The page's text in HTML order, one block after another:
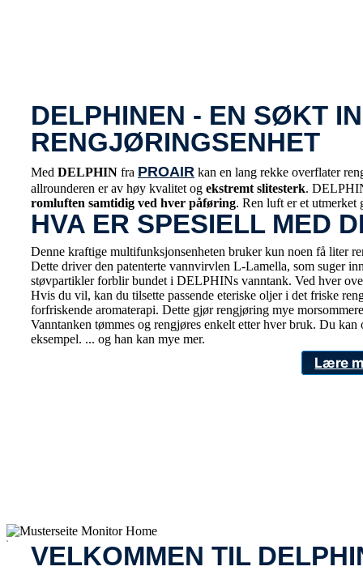
DELPHINEN - EN SØKT
RENGJØRINGSENHET
Med DELPHIN fra PROAIR kan en lang rekke overflater
allrounderen er av høy kvalitet og ekstremt slitesterk.
romluften samtidig ved hver påføring. Ren luft er et
HVA ER SPESIELL MED
Denne kraftige multifunksjonsenheten bruker kun noen få liter
Dette driver den patenterte vannvirvlen L-Lamella, som suger
støvpartikler forblir bundet i DELPHINs vanntank. Ved hver
Hvis du vil, kan du tilsette passende eteriske oljer i det friske
forfriskende aromaterapi. Dette gjør rengjøring mye
Vanntanken tømmes og rengjøres enkelt etter hver bruk. Du
eksempel. ... og han kan mye mer.
Lære
x
VELKOMMEN TIL